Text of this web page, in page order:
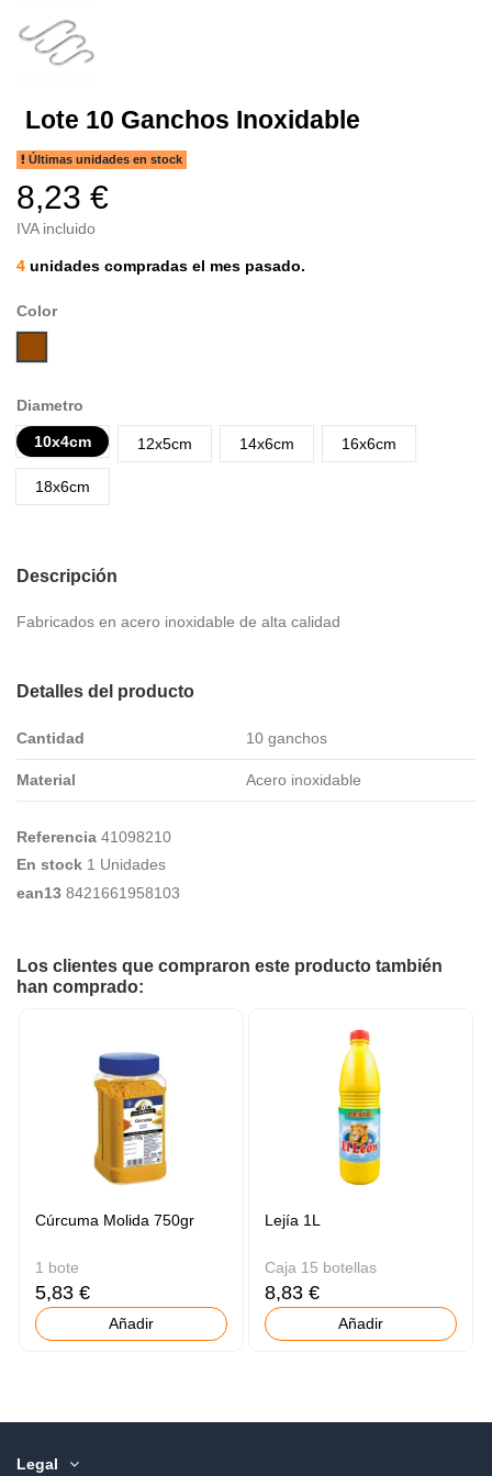
Lote 10 Ganchos Inoxidable
Últimas unidades en stock
8,23 €
IVA incluido
4 unidades compradas el mes pasado.
Color
Diametro
10x4cm 12x5cm 14x6cm 16x6cm
18x6cm
Descripción
Fabricados en acero inoxidable de alta calidad
Detalles del producto
Cantidad 10 ganchos
Material Acero inoxidable
Referencia 41098210
En stock 1 Unidades
ean13 8421661958103
Los clientes que compraron este producto también
han comprado:
Cúrcuma Molida 750gr
1 bote
5,83 €
Añadir
Lejía 1L
Caja 15 botellas
8,83 €
Añadir
Legal